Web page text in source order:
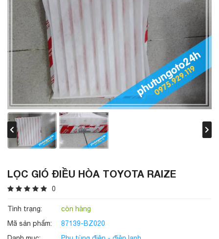
LỌC GIÓ ĐIỀU HÒA TOYOTA RAIZE
0
Tình trạng:
còn hàng
Mã sản phẩm:
87139-BZ020